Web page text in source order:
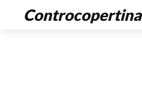
Controcopertina